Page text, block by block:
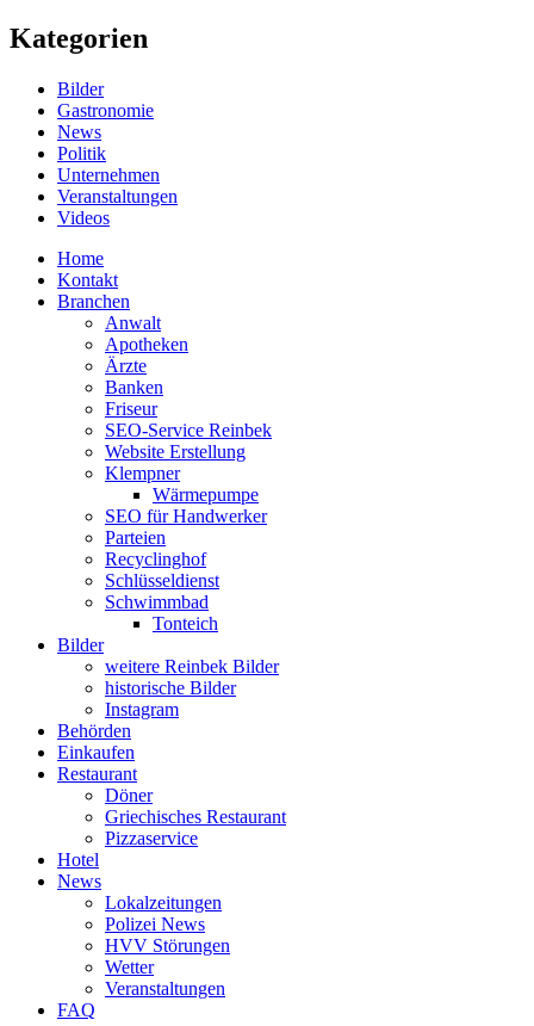
Kategorien
Bilder
Gastronomie
News
Politik
Unternehmen
Veranstaltungen
Videos
Home
Kontakt
Branchen
Anwalt
Apotheken
Ärzte
Banken
Friseur
SEO-Service Reinbek
Website Erstellung
Klempner
Wärmepumpe
SEO für Handwerker
Parteien
Recyclinghof
Schlüsseldienst
Schwimmbad
Tonteich
Bilder
weitere Reinbek Bilder
historische Bilder
Instagram
Behörden
Einkaufen
Restaurant
Döner
Griechisches Restaurant
Pizzaservice
Hotel
News
Lokalzeitungen
Polizei News
HVV Störungen
Wetter
Veranstaltungen
FAQ